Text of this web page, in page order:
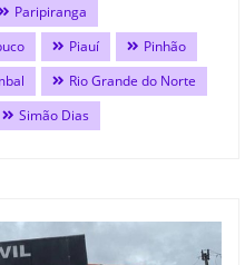
Paripiranga
Piauí
Pinhão
Rio Grande do Norte
Simão Dias